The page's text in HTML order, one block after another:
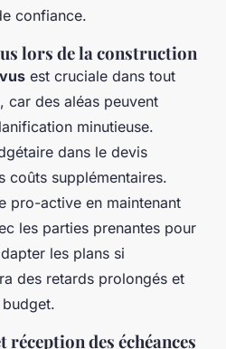
confiance.
lors de la construction
est cruciale dans tout
car des aléas peuvent
minutieuse.
dans le devis
coûts supplémentaires.
pro-active en maintenant
les parties prenantes pour
les plans si
des retards prolongés et
des échéances